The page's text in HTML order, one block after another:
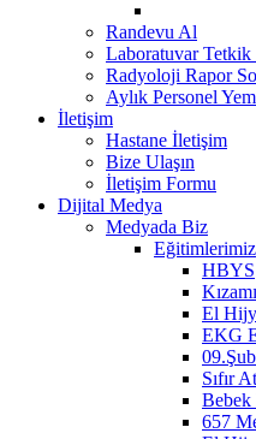
Randevu Al
Laboratuvar Tetkik
Radyoloji Rapor
Aylık Personel
İletişim
Hastane İletişim
Bize Ulaşın
İletişim Formu
Dijital Medya
Medyada Biz
Eğitimlerimiz
HBYS
El
EKG
Sıfır
Bebek
657